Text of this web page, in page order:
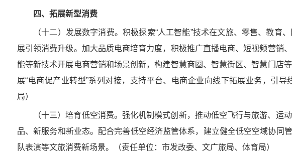
四、拓展新型消费
（十二）发展数字消费。积极探索“人工智能”技术在文旅、零售、教
展引领消费升级。加大品质电商培育力度，积极推广直播电商、短视频营销
能等新技术开展电商营销和场景创新，构建智慧商圈、智慧街区、智慧门店
展“电商促产业转型”系列对接，支持平台、电商企业向线下拓展业务，引
局）
（十三）培育低空消费。强化机制模式创新，推动低空飞行与旅游、
品、新服务和新业态。配合完善低空经济监管体系，建立健全低空空域协同
队表演等文旅消费新场景。（责任单位：市发改委、文广旅局、体育局）